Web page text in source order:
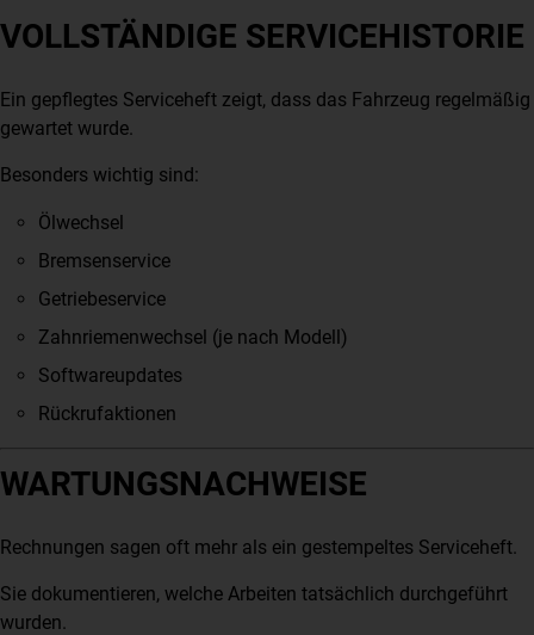
VOLLSTÄNDIGE SERVICEHISTORIE
Ein gepflegtes Serviceheft zeigt, dass das Fahrzeug regelmäßig
gewartet wurde.
Besonders wichtig sind:
Ölwechsel
Bremsenservice
Getriebeservice
Zahnriemenwechsel (je nach Modell)
Softwareupdates
Rückrufaktionen
WARTUNGSNACHWEISE
Rechnungen sagen oft mehr als ein gestempeltes Serviceheft.
Sie dokumentieren, welche Arbeiten tatsächlich durchgeführt
wurden.